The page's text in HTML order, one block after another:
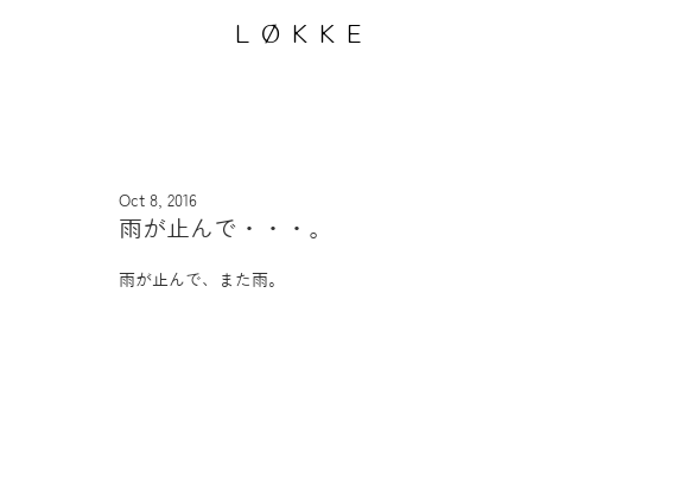
LØKKE
雨が止んで・・・。
Oct 8, 2016
雨が止んで、また雨。